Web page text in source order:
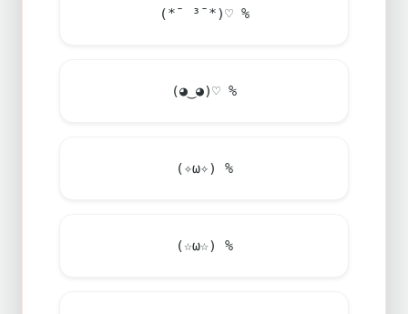
(*¯ ³¯*)♡ %
(◕‿◕)♡ %
(✧ω✧) %
(☆ω☆) %